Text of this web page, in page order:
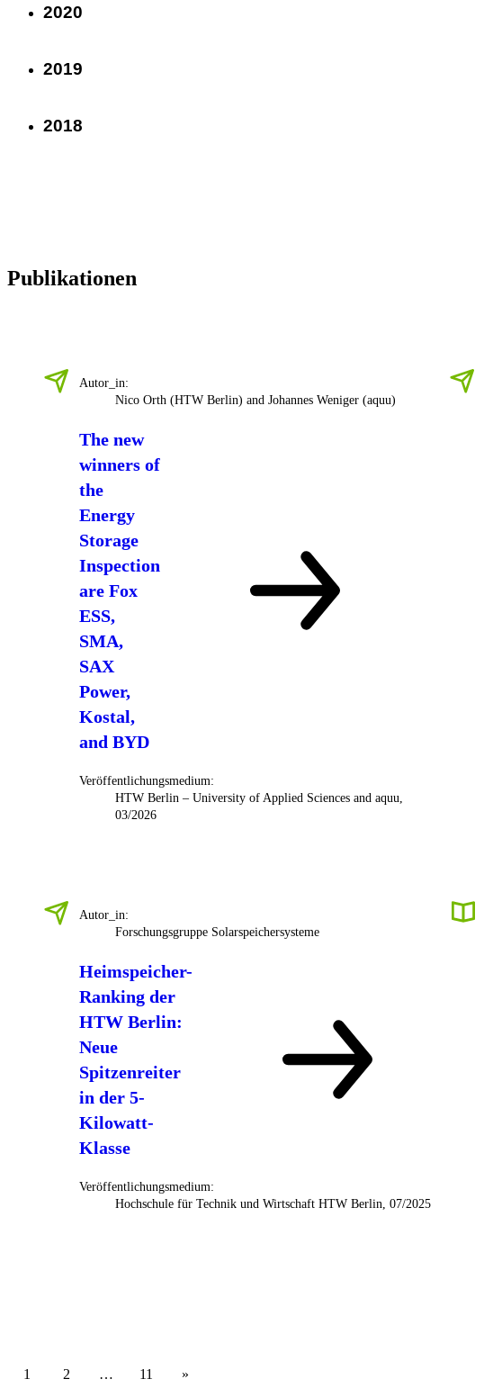
2020
2019
2018
Publikationen
Autor_in:
Nico Orth (HTW Berlin) and Johannes Weniger (aquu)
The new
winners of
the
Energy
Storage
Inspection
are Fox
ESS,
SMA,
SAX
Power,
Kostal,
and BYD
Veröffentlichungsmedium:
HTW Berlin – University of Applied Sciences and aquu,
03/2026
Autor_in:
Forschungsgruppe Solarspeichersysteme
Heimspeicher-
Ranking der
HTW Berlin:
Neue
Spitzenreiter
in der 5-
Kilowatt-
Klasse
Veröffentlichungsmedium:
Hochschule für Technik und Wirtschaft HTW Berlin, 07/2025
1 2 … 11